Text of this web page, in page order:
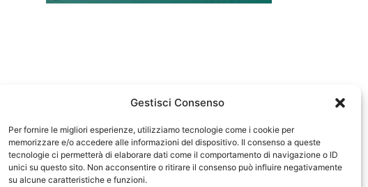
Gestisci Consenso
Per fornire le migliori esperienze, utilizziamo tecnologie come i cookie per
memorizzare e/o accedere alle informazioni del dispositivo. Il consenso a queste
tecnologie ci permetterà di elaborare dati come il comportamento di navigazione o ID
unici su questo sito. Non acconsentire o ritirare il consenso può influire negativamente
su alcune caratteristiche e funzioni.
80069130583